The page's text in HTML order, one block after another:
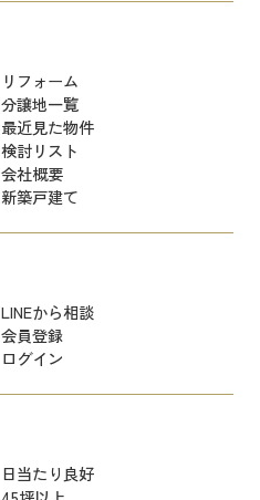
リフォーム
分譲地一覧
最近見た物件
検討リスト
会社概要
新築戸建て
LINEから相談
会員登録
ログイン
日当たり良好